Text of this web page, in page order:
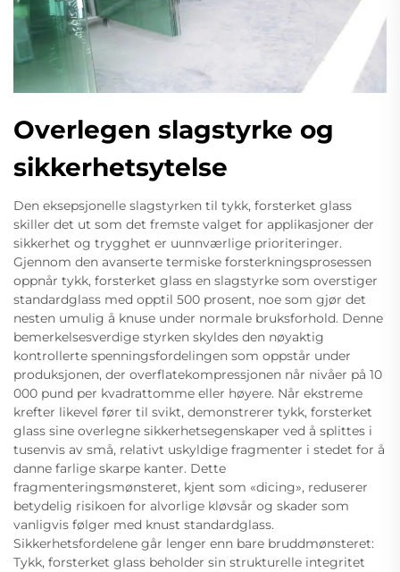
Overlegen slagstyrke og
sikkerhetsytelse
Den eksepsjonelle slagstyrken til tykk, forsterket glass
skiller det ut som det fremste valget for applikasjoner der
sikkerhet og trygghet er uunnværlige prioriteringer.
Gjennom den avanserte termiske forsterkningsprosessen
oppnår tykk, forsterket glass en slagstyrke som overstiger
standardglass med opptil 500 prosent, noe som gjør det
nesten umulig å knuse under normale bruksforhold. Denne
bemerkelsesverdige styrken skyldes den nøyaktig
kontrollerte spenningsfordelingen som oppstår under
produksjonen, der overflatekompressjonen når nivåer på 10
000 pund per kvadrattomme eller høyere. Når ekstreme
krefter likevel fører til svikt, demonstrerer tykk, forsterket
glass sine overlegne sikkerhetsegenskaper ved å splittes i
tusenvis av små, relativt uskyldige fragmenter i stedet for å
danne farlige skarpe kanter. Dette
fragmenteringsmønsteret, kjent som «dicing», reduserer
betydelig risikoen for alvorlige kløvsår og skader som
vanligvis følger med knust standardglass.
Sikkerhetsfordelene går lenger enn bare bruddmønsteret:
Tykk, forsterket glass beholder sin strukturelle integritet